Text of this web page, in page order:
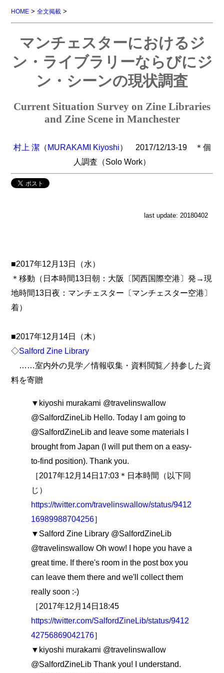
HOME >全文掲載 >
マンチェスターにおけるジ
ン・ライブラリーならびにジ
ン・シーンの現状調査
Current Situation Survey on Zine Libraries
and Zine Scene in Manchester
村上 潔（MURAKAMI Kiyoshi） 2017/12/13-19 ＊個
人調査（Solo Work）
last update: 20180402
■2017年12月13日（水）
＊移動（日本時間13日朝：大阪〔関西国際空港〕発→現
地時間13日夜：マンチェスター〔マンチェスター空港〕
着）
■2017年12月14日（木）
◇Salford Zine Library
……室内外の見学／情報収集・資料閲覧／持参した資
料を寄贈
▼kiyoshi murakami @travelinswallow
@SalfordZineLib Hello. Today I am going to
@SalfordZineLib and leave some materials I
brought from Japan (I will put them on a easy-
to-find position). Thank you.
［2017年12月14日17:03＊日本時間（以下同
じ）
https://twitter.com/travelinswallow/status/9412
16989988704256］
▼Salford Zine Library @SalfordZineLib
@travelinswallow Oh wow! I hope you have a
great time. If there's room in the post box you
can leave them there and we'll collect them
really soon :-)
［2017年12月14日18:45
https://twitter.com/SalfordZineLib/status/9412
42756869042176］
▼kiyoshi murakami @travelinswallow
@SalfordZineLib Thank you! I understand.